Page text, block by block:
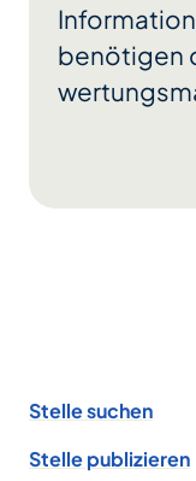
benötigen
Stelle suchen
Stelle publizieren